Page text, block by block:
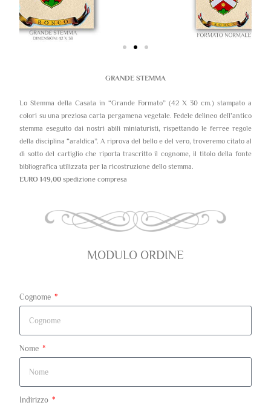
GRANDE STEMMA
Lo Stemma della Casata in “Grande Formato” (42 X 30 cm.) stampato a
colori su una preziosa carta pergamena vegetale. Fedele delineo dell’antico
stemma eseguito dai nostri abili miniaturisti, rispettando le ferree regole
della disciplina “araldica”. A riprova del bello e del vero, troveremo citato al
di sotto del cartiglio che riporta trascritto il cognome, il titolo della fonte
bibliografica utilizzata per la ricostruzione dello stemma.
EURO 149,00 spedizione compresa
MODULO ORDINE
Cognome
Nome
Indirizzo